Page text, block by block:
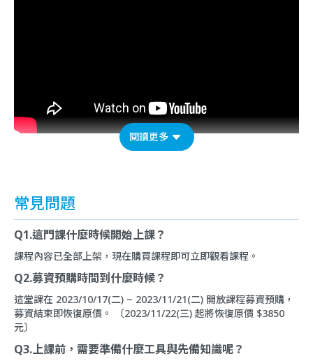
閱讀更多
常見問題
Q1.這門課什麼時候開始上課？
課程內容已全部上架，現在購買課程即可立即觀看課程。
Q2.募資預購時間到什麼時候？
這堂課在 2023/10/17(二) ~ 2023/11/21(二) 開放課程募資預購，
募資結束即恢復原價。 〔2023/11/22(三) 起將恢復原價 $3850
元〕
Q3.上課前，需要準備什麼工具與先備知識呢？